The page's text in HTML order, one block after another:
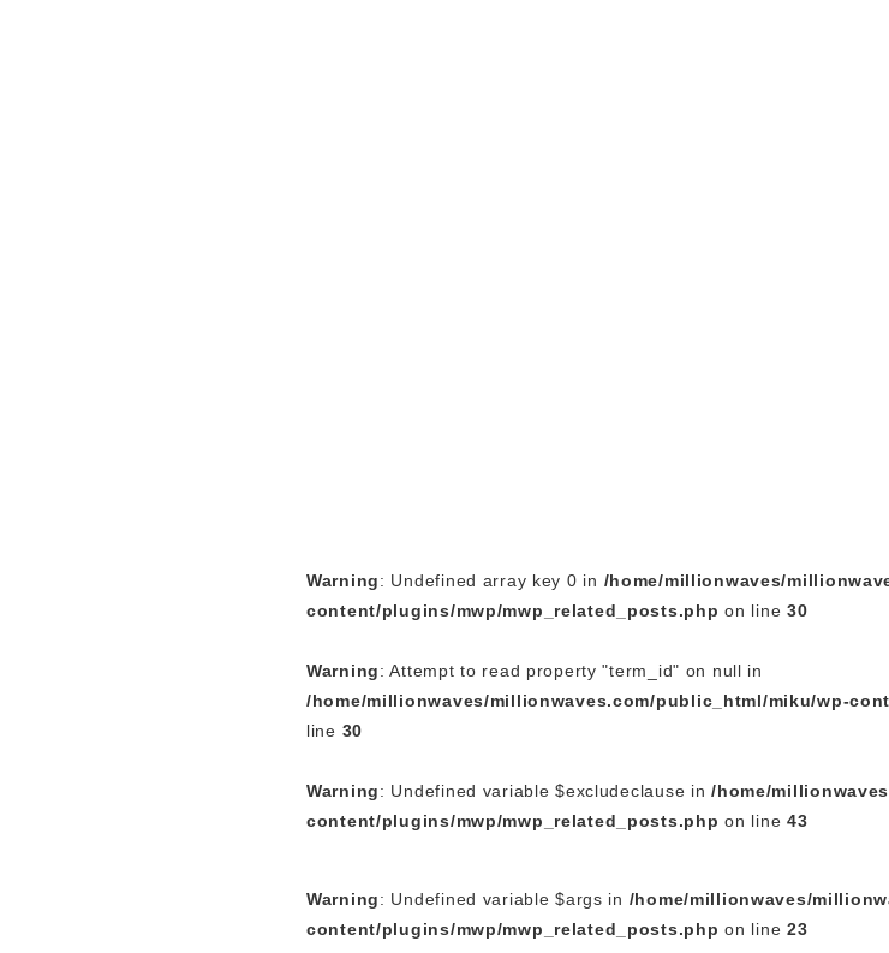
Warning: Undefined array key 0 in /home/millionwaves/
content/plugins/mwp/mwp_related_posts.php on line30
Warning: Attempt to read property "term_id" on null in
/home/millionwaves/millionwaves.com/public_html/miku/wp-
line 30
Warning: Undefined variable $excludeclause in/home/
content/plugins/mwp/mwp_related_posts.php on line43
Warning: Undefined variable $args in /home/millionwaves/
content/plugins/mwp/mwp_related_posts.php on line23